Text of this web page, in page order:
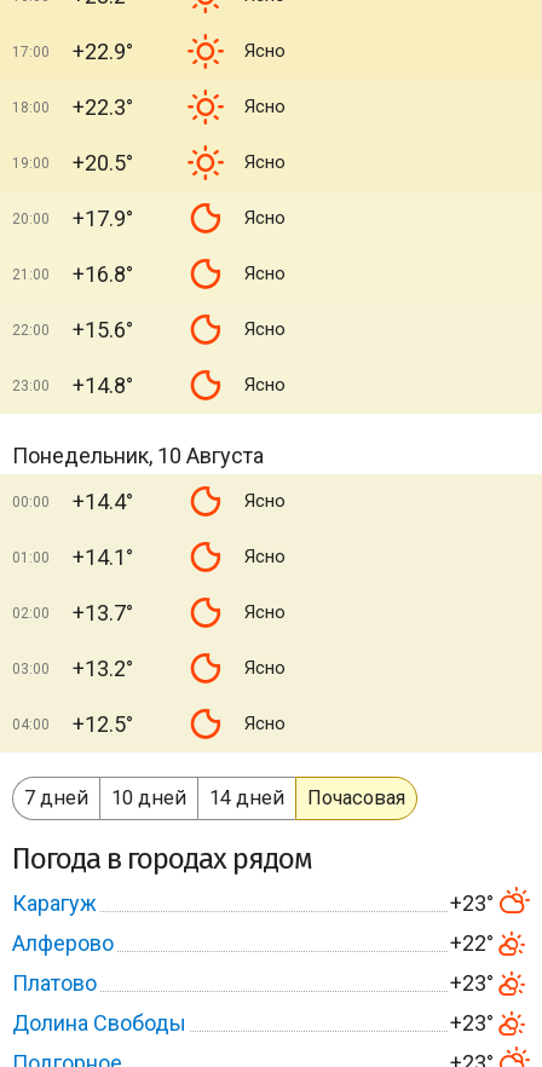
17:00 +22.9° Ясно
18:00 +22.3° Ясно
19:00 +20.5° Ясно
20:00 +17.9° Ясно
21:00 +16.8° Ясно
22:00 +15.6° Ясно
23:00 +14.8° Ясно
Понедельник, 10 Августа
00:00 +14.4° Ясно
01:00 +14.1° Ясно
02:00 +13.7° Ясно
03:00 +13.2° Ясно
04:00 +12.5° Ясно
7 дней 10 дней 14 дней Почасовая
Погода в городах рядом
Карагуж
+23°
Алферово
+22°
Платово
+23°
Долина Свободы
+23°